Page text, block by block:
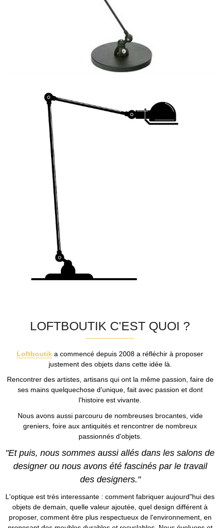
LOFTBOUTIK C'EST QUOI ?
Loftboutik a commencé depuis 2008 a réfléchir à proposer
justement des objets dans cette idée là.
Rencontrer des artistes, artisans qui ont la même passion, faire de
ses mains quelquechose d'unique, fait avec passion et dont
l'histoire est vivante.
Nous avons aussi parcouru de nombreuses brocantes, vide
greniers, foire aux antiquités et rencontrer de nombreux
passionnés d'objets.
"Et puis, nous sommes aussi allés dans les salons de
designer ou nous avons été fascinés par le travail
des designers."
L'optique est très interessante : comment fabriquer aujourd"hui des
objets de demain, quelle valeur ajoutée, quel design différent à
proposer, comment être plus respectueux de l'environnement, en